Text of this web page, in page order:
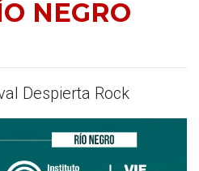
NEGRO
Despierta Rock